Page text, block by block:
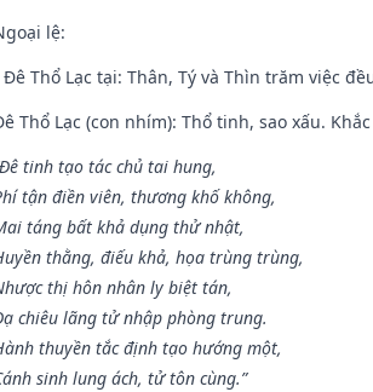
lệ:
Đê Thổ Lạc tại: Thân, Tý và Thìn trăm việc
Thổ Lạc (con nhím): Thổ tinh, sao xấu.
tinh tạo tác chủ tai hung,
tận điền viên, thương khố không,
táng bất khả dụng thử nhật,
thằng, điếu khả, họa trùng trùng,
thị hôn nhân ly biệt tán,
chiêu lãng tử nhập phòng trung.
thuyền tắc định tạo hướng một,
sinh lung ách, tử tôn cùng.”